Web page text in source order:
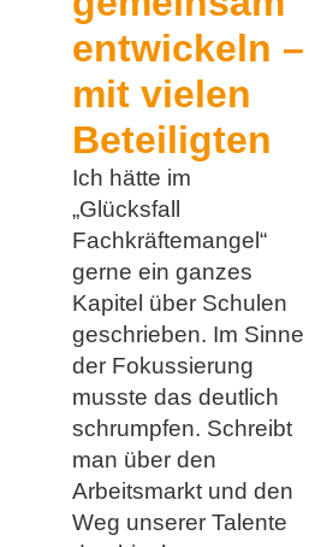
entwickeln –
mit vielen
Beteiligten
Ich hätte im
„Glücksfall
Fachkräftemangel“
gerne ein ganzes
Kapitel über Schulen
geschrieben. Im Sinne
der Fokussierung
musste das deutlich
schrumpfen. Schreibt
man über den
Arbeitsmarkt und den
Weg unserer Talente